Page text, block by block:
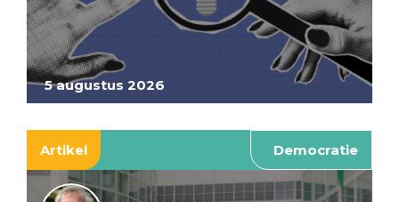
5 augustus 2026
Artikel Democratie